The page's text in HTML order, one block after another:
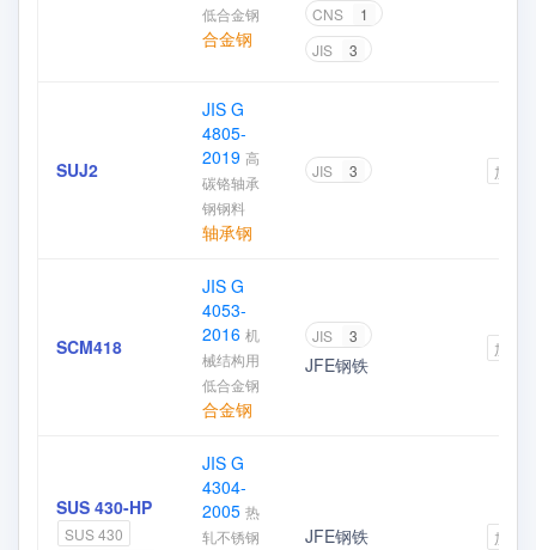
低合金钢
合金钢
CNS
1
JIS
3
SUJ2
JIS G
4805-
2019 高
碳铬轴承
钢钢料
轴承钢
JIS 3 加入
SCM418
JIS G
4053-
2016 机
械结构用
低合金钢
合金钢
JIS 3
JFE钢铁
加入
SUS 430-HP
SUS 430
JIS G
4304-
2005 热
轧不锈钢
JFE钢铁 加入